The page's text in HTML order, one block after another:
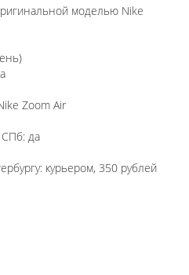
моделью Nike
Zoom Air
да
курьером, 350 рублей